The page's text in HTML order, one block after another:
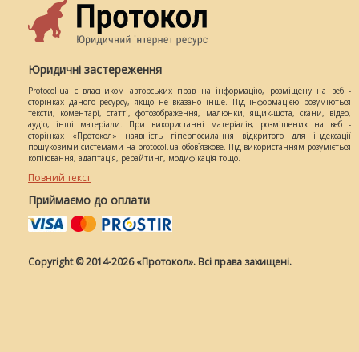
Юридичні застереження
Protocol.ua є власником авторських прав на інформацію, розміщену на веб -
сторінках даного ресурсу, якщо не вказано інше. Під інформацією розуміються
тексти, коментарі, статті, фотозображення, малюнки, ящик-шота, скани, відео,
аудіо, інші матеріали. При використанні матеріалів, розміщених на веб -
сторінках «Протокол» наявність гіперпосилання відкритого для індексації
пошуковими системами на protocol.ua обов`язкове. Під використанням розуміється
копіювання, адаптація, рерайтинг, модифікація тощо.
Повний текст
Приймаємо до оплати
Copyright © 2014-2026 «Протокол». Всі права захищені.